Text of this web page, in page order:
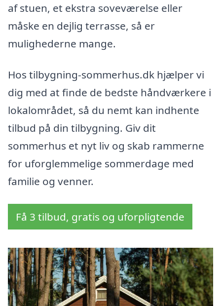
af stuen, et ekstra soveværelse eller
måske en dejlig terrasse, så er
mulighederne mange.
Hos tilbygning-sommerhus.dk hjælper vi
dig med at finde de bedste håndværkere i
lokalområdet, så du nemt kan indhente
tilbud på din tilbygning. Giv dit
sommerhus et nyt liv og skab rammerne
for uforglemmelige sommerdage med
familie og venner.
Få 3 tilbud, gratis og uforpligtende